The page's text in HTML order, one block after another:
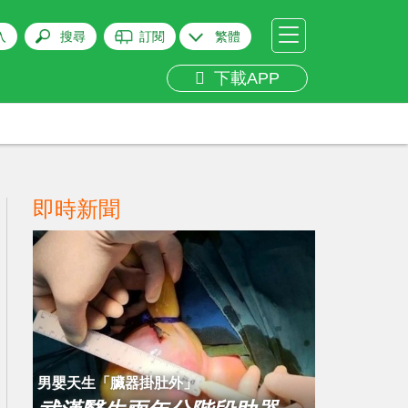
搜尋 訂閱 繁體
下載APP
即時新聞
男嬰天生「臟器掛肚外」